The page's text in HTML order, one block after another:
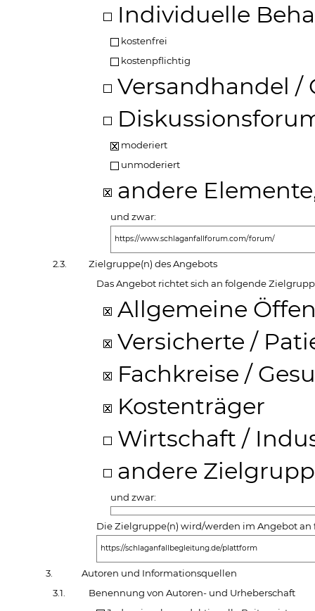
Individuelle
kostenfrei
kostenpflichtig
Versandhandel /
moderiert
unmoderiert
andere
und zwar:
https://www.schlaganfallforum.com/forum/
2.3.
Zielgruppe(n) des Angebots
Das Angebot richtet sich an folgende
Allgemeine
Versicherte /
Fachkreise /
Kostenträger
Wirtschaft /
andere
und zwar:
Die Zielgruppe(n) wird/werden im Angebot
https://schlaganfallbegleitung.de/plattform
3.
Autoren und Informationsquellen
3.1.
Benennung von Autoren- und Urheberschaft